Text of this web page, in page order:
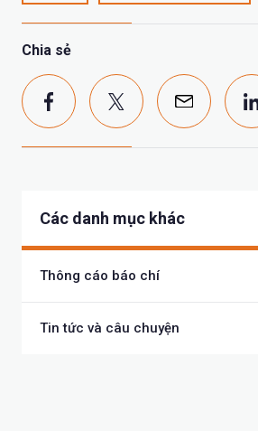
Chia sẻ
Các danh mục khác
Thông cáo báo chí
Tin tức và câu chuyện